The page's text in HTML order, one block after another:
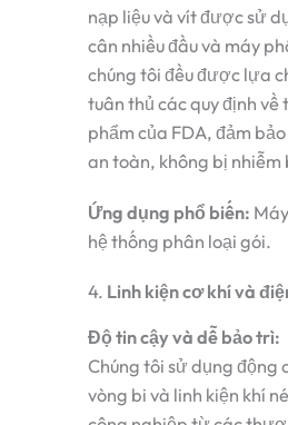
nạp liệu và vít được sử
cân nhiều đầu và máy
chúng tôi đều được lựa
tuân thủ các quy định về
phẩm của FDA, đảm
an toàn, không bị nhiễm
Ứng dụng phổ biến:
hệ thống phân loại gói.
4. Linh kiện cơ khí và
Độ tin cậy và dễ bảo trì:
Chúng tôi sử dụng động
vòng bi và linh kiện khí